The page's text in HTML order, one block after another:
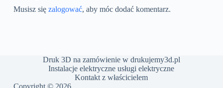
Musisz się zalogować, aby móc dodać komentarz.
Druk 3D na zamówienie w drukujemy3d.pl
Instalacje elektryczne usługi elektryczne
Kontakt z właścicielem
Copyright © 2026